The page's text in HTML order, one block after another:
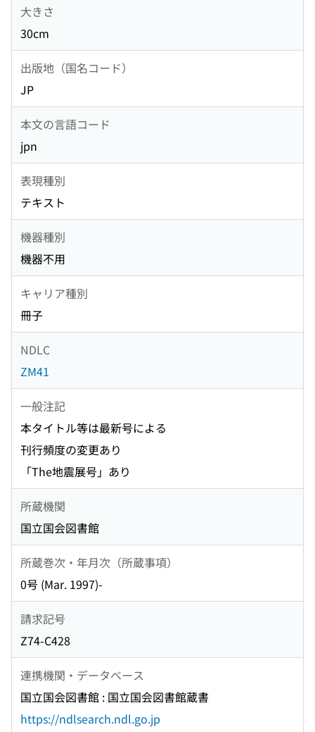
大きさ
30cm
出版地（国名コード）
JP
本文の言語コード
jpn
表現種別
テキスト
機器種別
機器不用
キャリア種別
冊子
NDLC
ZM41
一般注記
本タイトル等は最新号による
刊行頻度の変更あり
「The地震展号」あり
所蔵機関
国立国会図書館
所蔵巻次・年月次（所蔵事項）
0号 (Mar. 1997)-
請求記号
Z74-C428
連携機関・データベース
国立国会図書館 : 国立国会図書館蔵書
https://ndlsearch.ndl.go.jp